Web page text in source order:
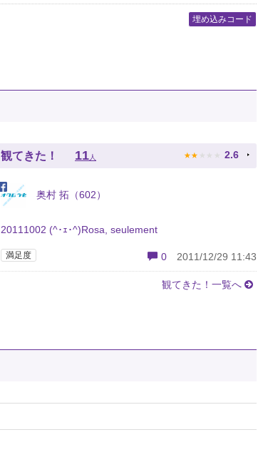
埋め込みコード
観てきた！ 11 人 ★ ★ ★ ★ ★ 2.6
奥村 拓（602）
20111002 (^･ｪ･^)Rosa, seulement
満足度 0 2011/12/29 11:43
観てきた！一覧へ